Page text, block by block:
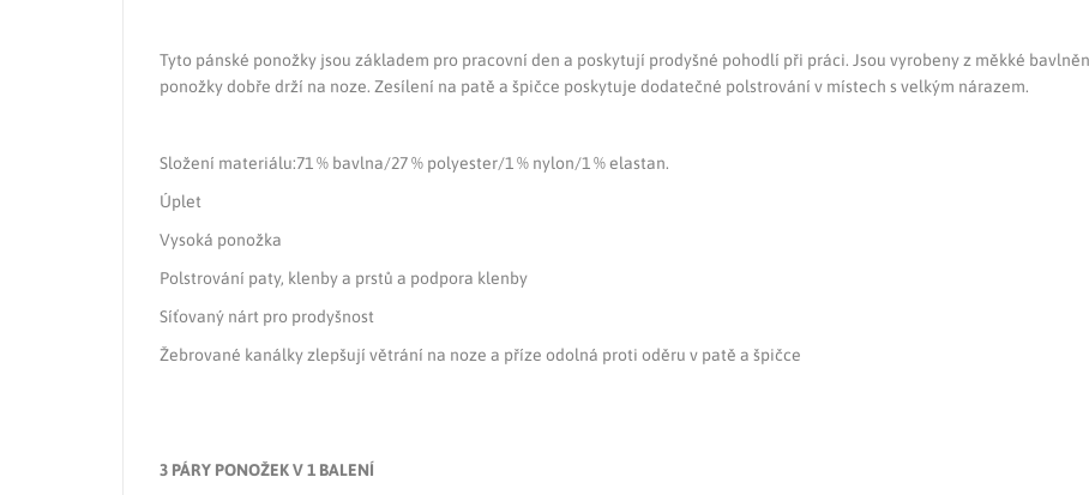
Tyto pánské ponožky jsou základem pro pracovní den a poskytují prodyšné pohodlí při práci. Jsou vyrobeny z měkké
ponožky dobře drží na noze. Zesílení na patě a špičce poskytuje dodatečné polstrování v místech s velkým nárazem.
Složení materiálu:71 % bavlna/27 % polyester/1 % nylon/1 % elastan.
Úplet
Vysoká ponožka
Polstrování paty, klenby a prstů a podpora klenby
Síťovaný nárt pro prodyšnost
Žebrované kanálky zlepšují větrání na noze a příze odolná proti oděru v patě a špičce
3 PÁRY PONOŽEK V 1 BALENÍ